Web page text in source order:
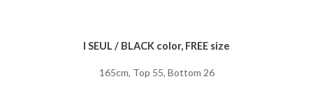
I SEUL / BLACK color, FREE size
165cm, Top 55, Bottom 26